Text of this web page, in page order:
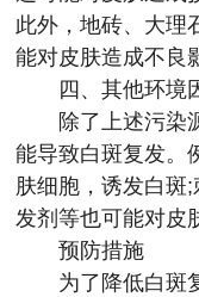
此外，地砖、大理
能对皮肤造成不良
四、其他环境
除了上述污染源
能导致白斑复发。
肤细胞，诱发白斑
发剂等也可能对皮
预防措施
为了降低白斑复